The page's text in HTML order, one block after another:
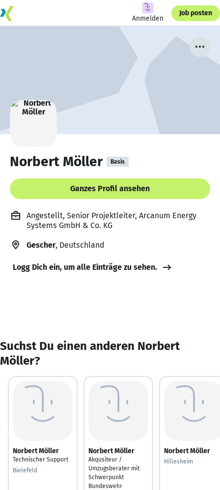
Anmelden
Job posten
Norbert Möller Basis
Ganzes Profil ansehen
Angestellt, Senior Projektleiter, Arcanum Energy
Systems GmbH & Co. KG
Gescher, Deutschland
Logg Dich ein, um alle Einträge zu sehen.
Suchst Du einen anderen Norbert
Möller?
Norbert Möller
Technischer Support
Bielefeld
Norbert Möller
Akqusiteur /
Umzugsberater mit
Schwerpunkt
Bundeswehr
Norbert Möller
Hillesheim